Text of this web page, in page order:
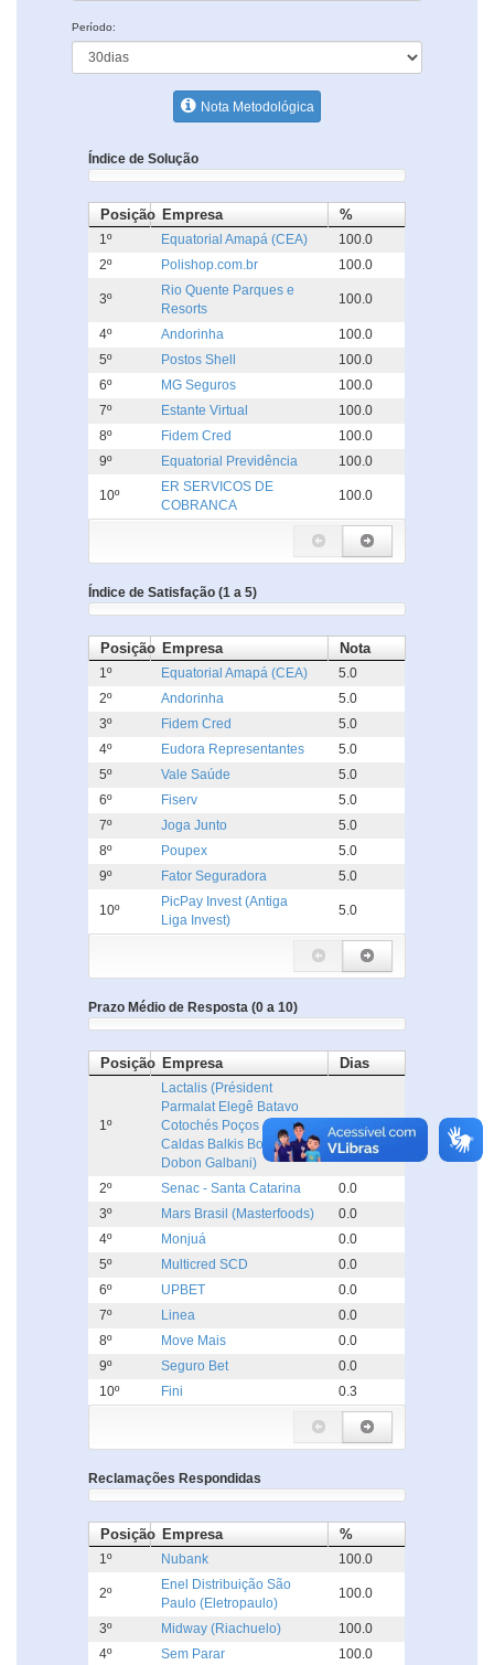
Período:
Nota Metodológica
Índice de Solução
Posição Empresa %
1º Equatorial Amapá (CEA)
100.0
2º
Polishop.com.br 100.0
3º
Rio Quente Parques e
Resorts
100.0
4º Andorinha
100.0
5º
Postos Shell
100.0
6º
MG Seguros
100.0
7º
Estante Virtual
100.0
8º
Fidem Cred
100.0
9º
Equatorial Previdência 100.0
10º
ER SERVICOS DE
COBRANCA
100.0
Índice de Satisfação (1 a 5)
Posição Empresa Nota
1º Equatorial Amapá (CEA)
5.0
2º
Andorinha
5.0
3º
Fidem Cred
5.0
4º
Eudora Representantes
5.0
5º
Vale Saúde
5.0
6º
Fiserv
5.0
7º
Joga Junto
5.0
8º
Poupex
5.0
9º
Fator Seguradora 5.0
10º
PicPay Invest (Antiga
Liga Invest)
5.0
Prazo Médio de Resposta (0 a 10)
Posição Empresa Dias
1º
Lactalis (Président
Parmalat Elegê Batavo
Cotochés Poços de
Caldas Balkis Boa Nata
Dobon Galbani)
0.0
2º Senac - Santa Catarina
0.0
3º
Mars Brasil (Masterfoods)
0.0
4º
Monjuá
0.0
5º
Multicred SCD
0.0
6º
UPBET
0.0
7º
Linea
0.0
8º
Move Mais
0.0
9º
Seguro Bet
0.0
10º
Fini 0.3
Reclamações Respondidas
Posição Empresa %
1º Nubank 100.0
2º
Enel Distribuição São
Paulo (Eletropaulo)
100.0
3º Midway (Riachuelo)
100.0
4º
Sem Parar
100.0